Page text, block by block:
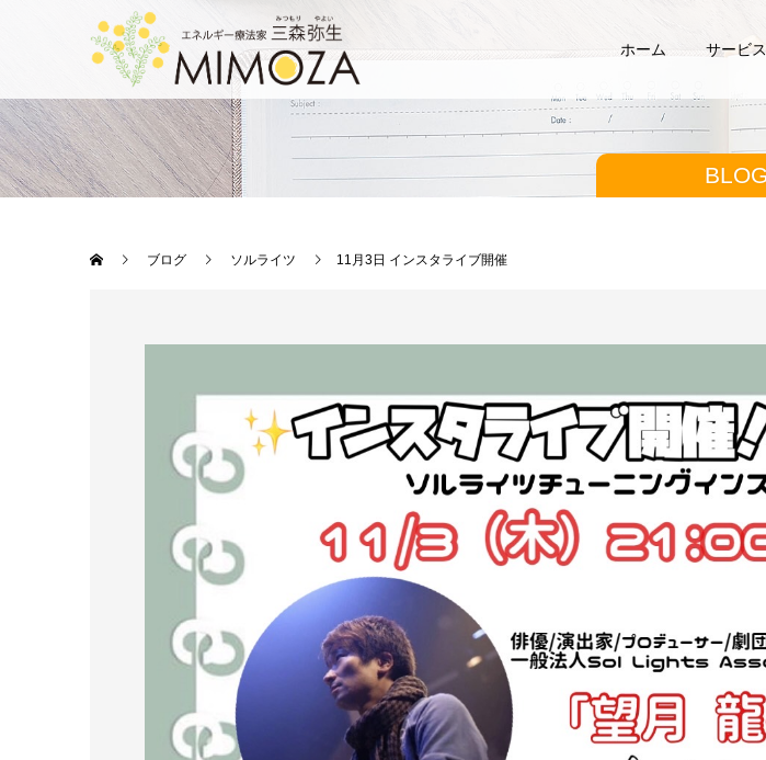
ホーム サービ
BLOG
ブログ ソルライツ 11月3日 インスタライブ開催